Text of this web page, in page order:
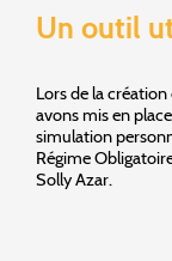
Un outil
Lors de la
avons mis en
simulation
Régime
Solly Azar.